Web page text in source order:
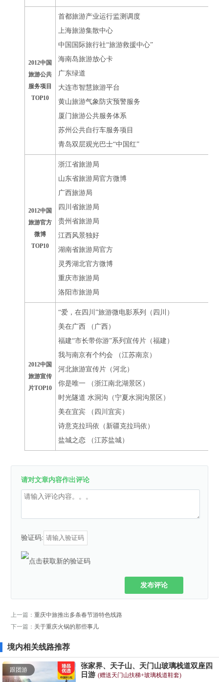
2012中国
旅游公共
服务项目
TOP10
首都旅游产业运行监测调度
上海旅游集散中心
中国国际旅行社“旅游救援中心”
海南岛旅游放心卡
广东绿道
大连市智慧旅游平台
黄山旅游气象防灾预警服务
厦门旅游公共服务体系
苏州公共自行车服务项目
青岛双层观光巴士“中国红”
2012中国
旅游官方
微博
TOP10
浙江省旅游局
山东省旅游局官方微博
广西旅游局
四川省旅游局
贵州省旅游局
江西风景独好
湖南省旅游局官方
灵秀湖北官方微博
重庆市旅游局
洛阳市旅游局
2012中国
旅游宣传
片TOP10
“爱，在四川”旅游微电影系列（四川）
美在广西 （广西）
福建“市长带你游”系列宣传片（福建）
我与南京有个约会 （江苏南京）
河北旅游宣传片（河北）
你是唯一 （浙江南北湖景区）
时光隧道 水洞沟（宁夏水洞沟景区）
美在宜宾 （四川宜宾）
诗意克拉玛依（新疆克拉玛依）
盐城之恋 （江苏盐城）
请对文章内容作出评论
验证码:
发布评论
上一篇：重庆中旅推出多条春节游特色线路
下一篇： 关于重庆火锅的那些事儿
境内相关线路推荐
跟团游
张家界、天子山、天门山玻璃栈道双座四
日游 (赠送天门山扶梯+玻璃栈道鞋套)